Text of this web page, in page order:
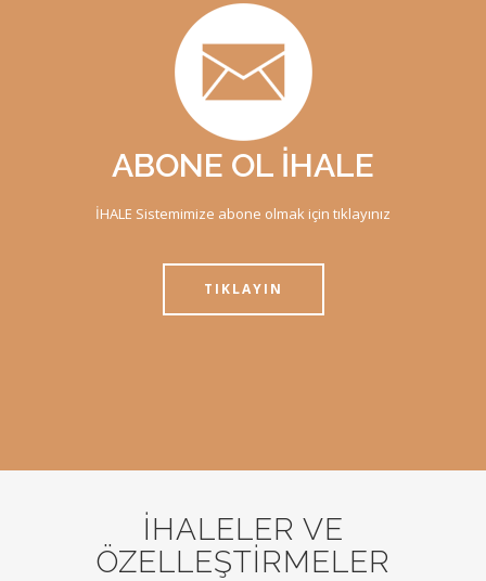
ABONE OL İHALE
İHALE Sistemimize abone olmak için tıklayınız
TIKLAYIN
İHALELER VE
ÖZELLEŞTİRMELER